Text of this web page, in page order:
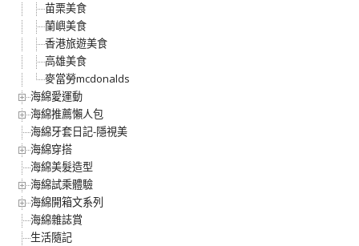
苗栗美食
蘭嶼美食
香港旅遊美食
高雄美食
麥當勞mcdonalds
海綿愛運動
海綿推薦懶人包
海綿牙套日記-隱視美
海綿穿搭
海綿美髮造型
海綿試乘體驗
海綿開箱文系列
海綿雜誌賞
生活隨記